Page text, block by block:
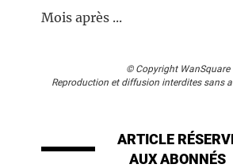
Mois après ...
© Copyright WanSquare
Reproduction et diffusion interdites sans
ARTICLE
AUX ABONNÉS